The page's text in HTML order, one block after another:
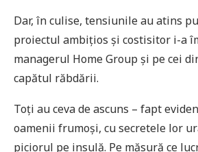
Dar, în culise, tensiunile au atins
proiectul ambițios și costisitor i-a
managerul Home Group și pe cei
capătul răbdării.
Toți au ceva de ascuns – fapt
oamenii frumoși, cu secretele lor
piciorul pe insulă. Pe măsură ce